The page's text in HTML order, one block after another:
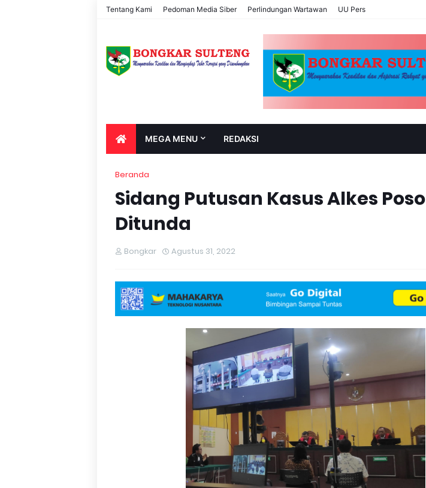
Tentang Kami Pedoman Media Siber Perlindungan Wartawan UU Pers
MEGA MENU REDAKSI
Beranda
Sidang Putusan Kasus Alkes Poso
Ditunda
Bongkar Agustus 31, 2022